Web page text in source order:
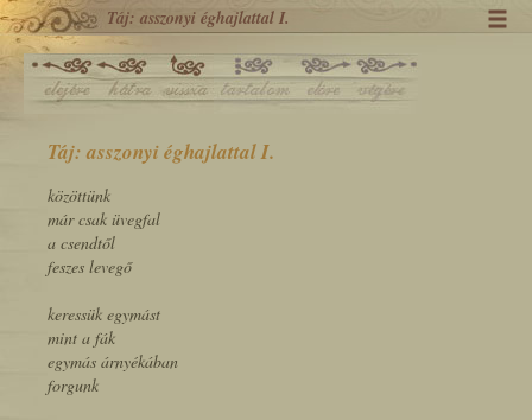
Táj: asszonyi éghajlattal I.
Táj: asszonyi éghajlattal I.
közöttünk
már csak üvegfal
a csendtől
feszes levegő
keressük egymást
mint a fák
egymás árnyékában
forgunk